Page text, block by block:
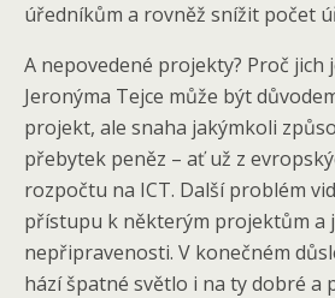
úředníkům a rovněž snížit počet
A nepovedené projekty? Proč jich
Jeronýma Tejce může být
projekt, ale snaha jakýmkoli
přebytek peněz – ať už z
rozpočtu na ICT. Další problém
přístupu k některým projektům a
nepřipravenosti. V konečném
hází špatné světlo i na ty dobré a